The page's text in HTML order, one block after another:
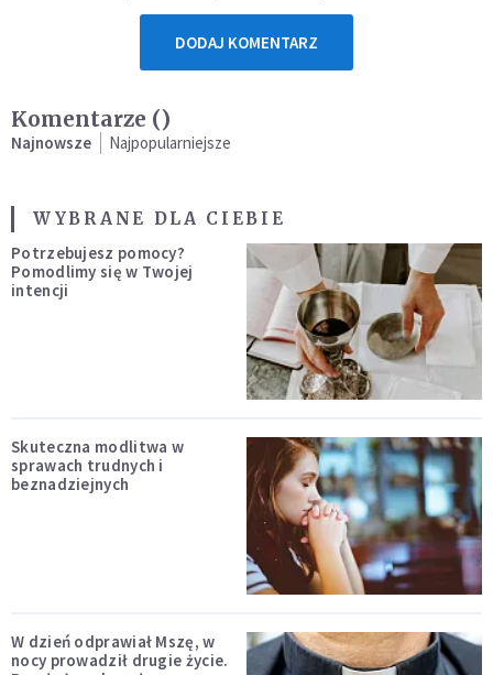
DODAJ KOMENTARZ
Komentarze ()
Najnowsze Najpopularniejsze
WYBRANE DLA CIEBIE
Potrzebujesz pomocy?
Pomodlimy się w Twojej
intencji
Skuteczna modlitwa w
sprawach trudnych i
beznadziejnych
W dzień odprawiał Mszę, w
nocy prowadził drugie życie.